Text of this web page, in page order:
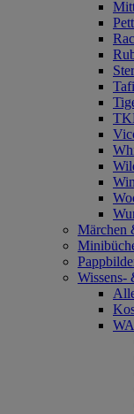
Märchen
Wissens-